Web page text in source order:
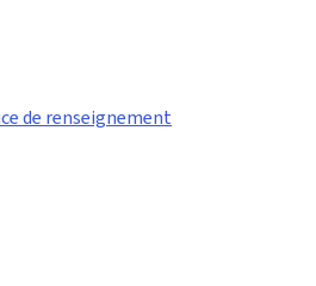
de renseignement